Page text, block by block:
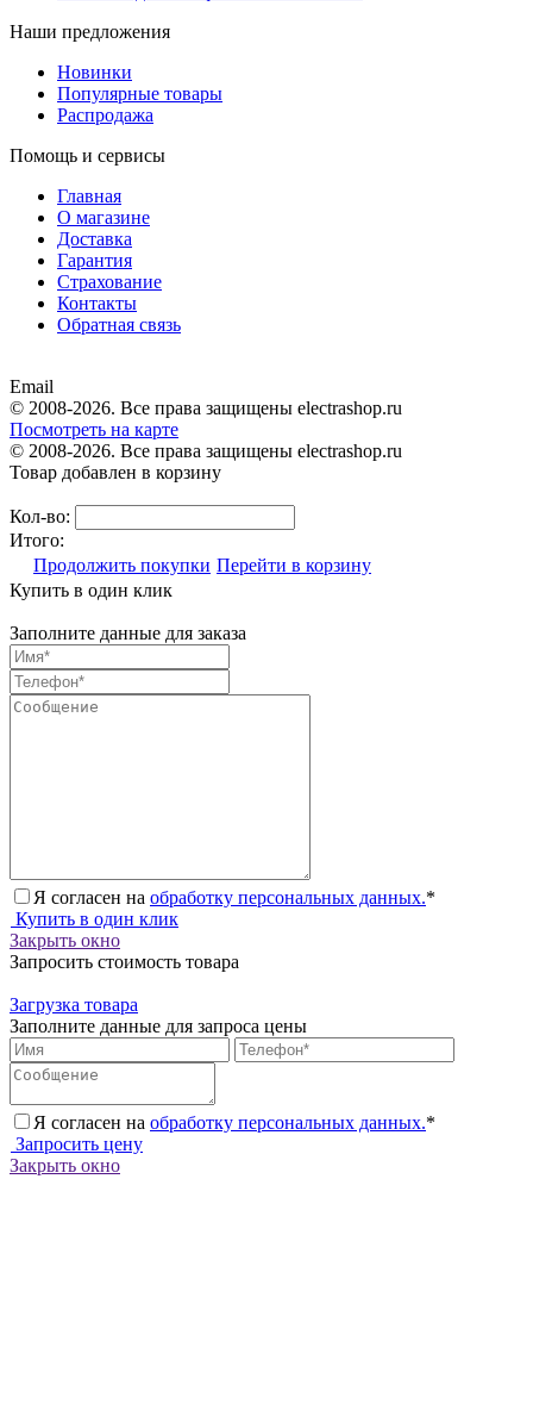
Наши предложения
Новинки
Популярные товары
Распродажа
Помощь и сервисы
Главная
О магазине
Доставка
Гарантия
Страхование
Контакты
Обратная связь
Email
© 2008-2026. Все права защищены electrashop.ru
Посмотреть на карте
© 2008-2026. Все права защищены electrashop.ru
Товар добавлен в корзину
Кол-во:
Итого:
Продолжить покупки Перейти в корзину
Купить в один клик
Заполните данные для заказа
Я согласен на обработку персональных данных.*
Купить в один клик
Закрыть окно
Запросить стоимость товара
Загрузка товара
Заполните данные для запроса цены
Я согласен на обработку персональных данных.*
Запросить цену
Закрыть окно